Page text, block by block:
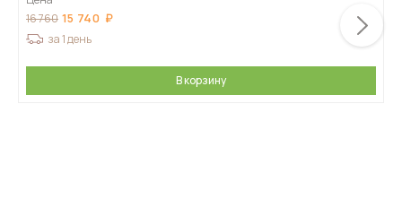
16 760 15 740
за 1 день
В корзину